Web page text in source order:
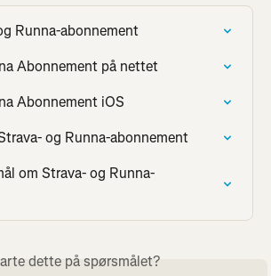
Runna-abonnement
Abonnement på nettet
Abonnement iOS
og Runna-abonnement
om Strava- og Runna-
dette på spørsmålet?